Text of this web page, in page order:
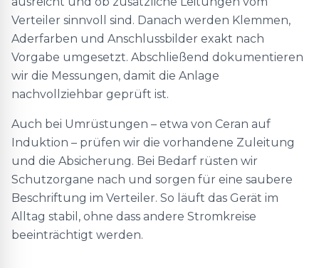
Verteiler sinnvoll sind. Danach werden Klemmen,
Aderfarben und Anschlussbilder exakt nach
Vorgabe umgesetzt. Abschließend dokumentieren
wir die Messungen, damit die Anlage
nachvollziehbar geprüft ist.
Auch bei Umrüstungen – etwa von Ceran auf
Induktion – prüfen wir die vorhandene Zuleitung
und die Absicherung. Bei Bedarf rüsten wir
Schutzorgane nach und sorgen für eine saubere
Beschriftung im Verteiler. So läuft das Gerät im
Alltag stabil, ohne dass andere Stromkreise
beeinträchtigt werden.